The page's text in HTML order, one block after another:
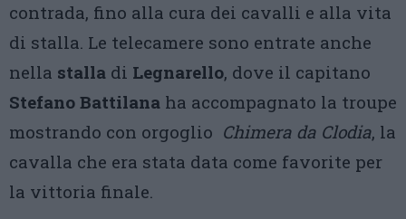
contrada, fino alla cura dei cavalli e alla vita
di stalla. Le telecamere sono entrate anche
nella stalla di Legnarello, dove il capitano
Stefano Battilana ha accompagnato la troupe
mostrando con orgoglio Chimera da Clodia, la
cavalla che era stata data come favorite per
la vittoria finale.